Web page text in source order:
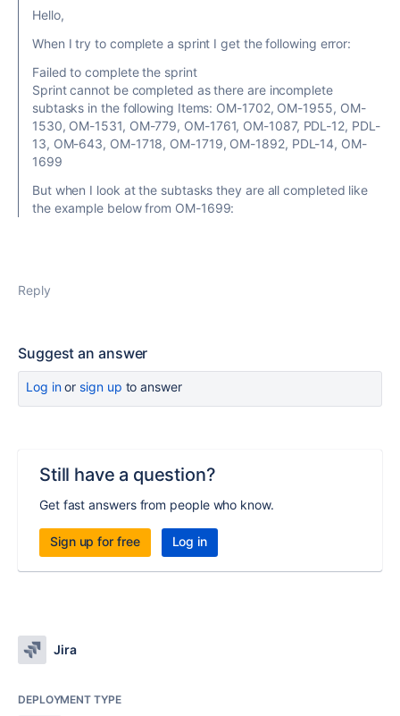
Hello,
When I try to complete a sprint I get the following error:
Failed to complete the sprint
Sprint cannot be completed as there are incomplete
subtasks in the following Items: OM-1702, OM-1955, OM-
1530, OM-1531, OM-779, OM-1761, OM-1087, PDL-12, PDL-
13, OM-643, OM-1718, OM-1719, OM-1892, PDL-14, OM-
1699
But when I look at the subtasks they are all completed like
the example below from OM-1699:
Reply
Suggest an answer
Log inor sign up to answer
Still have a question?
Get fast answers from people who know.
Sign up for free Log in
Jira
DEPLOYMENT TYPE